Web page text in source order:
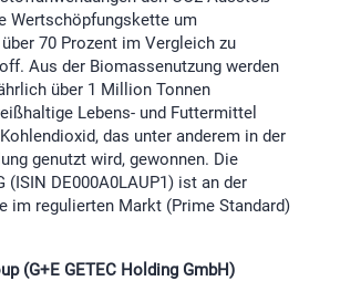
Wertschöpfungskette um
70 Prozent im Vergleich zu
Aus der Biomassenutzung werden
über 1 Million Tonnen
Lebens- und Futtermittel
das unter anderem in der
genutzt wird, gewonnen. Die
(ISIN DE000A0LAUP1) ist an der
im regulierten Markt (Prime Standard)
(G+E GETEC Holding GmbH)